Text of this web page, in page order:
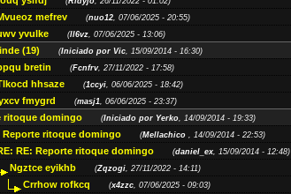
mefrev (nuo12, 07/06/2025 - 20:55)
yvulke (ll6vz, 07/06/2025 - 13:06)
(19) (Iniciado por Vic, 15/09/2014 - 16:30)
bretin (Fcnfrv, 27/11/2022 - 17:58)
hhsaze (1ccyi, 06/06/2025 - 18:42)
fmygrd (masj1, 06/06/2025 - 23:37)
ritoque domingo (Iniciado por Yerko, 14/09/2014 - 19:33)
Reporte ritoque domingo (Mellachico , 14/09/2014 - 22:53)
RE: Reporte ritoque domingo (daniel_ex, 15/09/2014 - 12:48)
Ngztce eyikhb (Zqzogi, 27/11/2022 - 14:11)
Crrhow rofkcq (x4zzc, 07/06/2025 - 09:03)